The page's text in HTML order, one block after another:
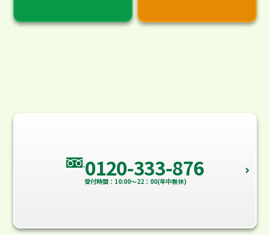
0120-333-876
受付時間：10:00～22：00(年中無休)